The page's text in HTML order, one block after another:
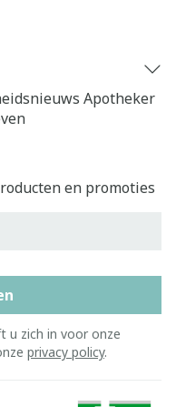
Apotheker
en promoties
u zich in voor onze
privacy policy.